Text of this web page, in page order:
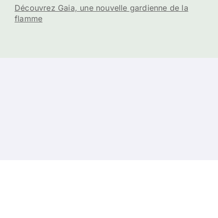
Découvrez Gaia, une nouvelle gardienne de la
flamme